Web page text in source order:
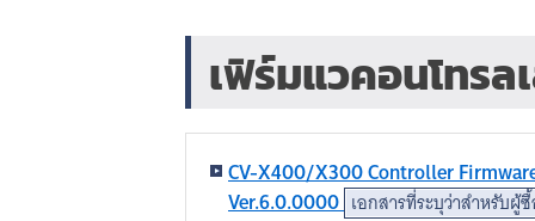
เฟิร์มแวคอนโทรล
CV-X400/X300 Controller
Ver.6.0.0000 เอกสารที่ระบุว่าสำหรับผู้